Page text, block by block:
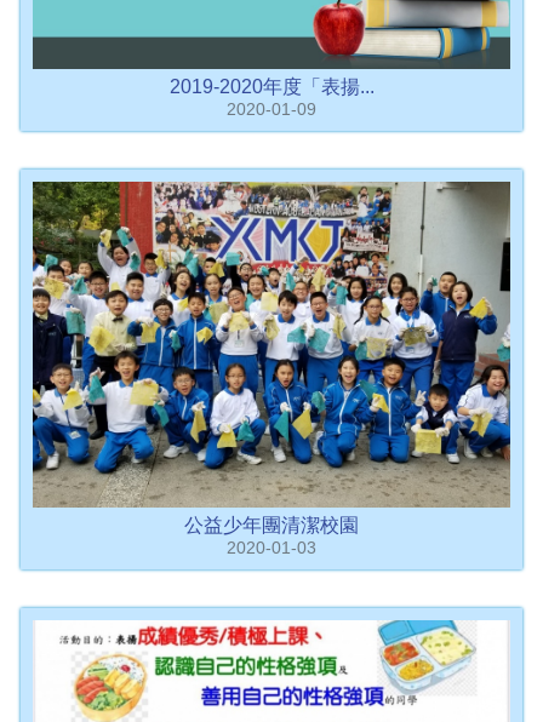
2019-2020年度「表揚...
2020-01-09
公益少年團清潔校園
2020-01-03